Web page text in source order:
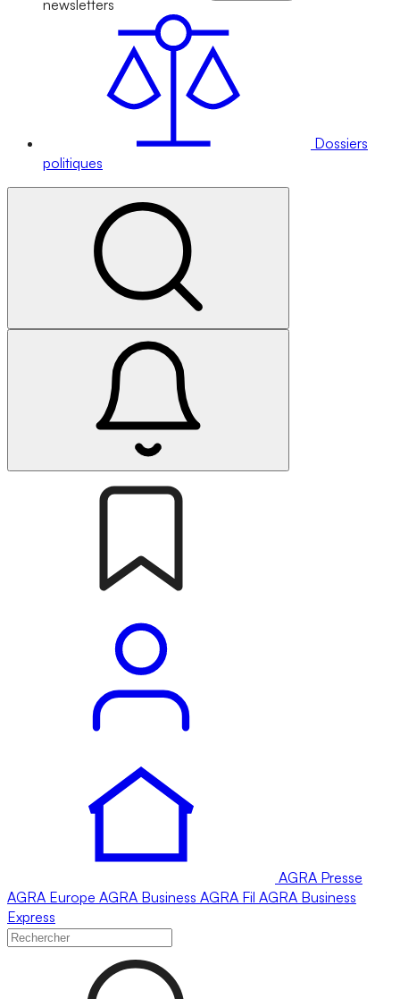
newsletters
Dossiers
politiques
AGRA Presse
AGRA Europe AGRA Business AGRA Fil AGRA Business
Express